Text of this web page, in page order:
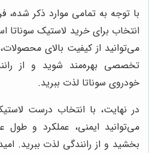
با توجه به تمامی موارد ذکر شده،
انتخاب برای خرید لاستیک سوناتا
می‌توانید از کیفیت بالای
تخصصی بهره‌مند شوید و از
خودروی سوناتا لذت ببرید.
در نهایت، با انتخاب درست
می‌توانید ایمنی، عملکرد و طول
بخشید و از رانندگی لذت ببرید.